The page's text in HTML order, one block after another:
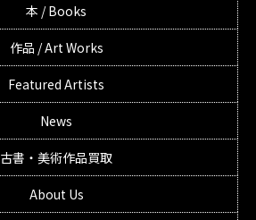
本 / Books
作品 / Art Works
Featured Artists
News
古書・美術作品買取
About Us